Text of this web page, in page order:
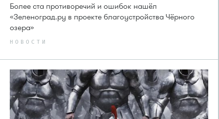
Более ста противоречий и ошибок нашёл
«Зеленоград.ру в проекте благоустройства Чёрного
озера»
НОВОСТИ